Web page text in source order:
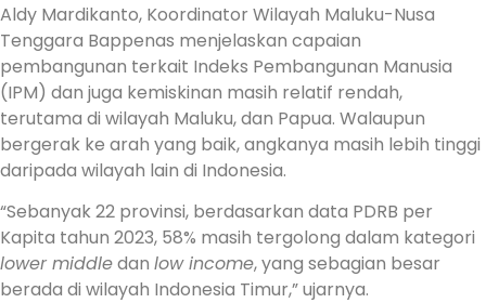
Aldy Mardikanto, Koordinator Wilayah Maluku-Nusa
Tenggara Bappenas menjelaskan capaian
pembangunan terkait Indeks Pembangunan Manusia
(IPM) dan juga kemiskinan masih relatif rendah,
terutama di wilayah Maluku, dan Papua. Walaupun
bergerak ke arah yang baik, angkanya masih lebih tinggi
daripada wilayah lain di Indonesia.
“Sebanyak 22 provinsi, berdasarkan data PDRB per
Kapita tahun 2023, 58% masih tergolong dalam kategori
lower middledan low income, yang sebagian besar
berada di wilayah Indonesia Timur,” ujarnya.